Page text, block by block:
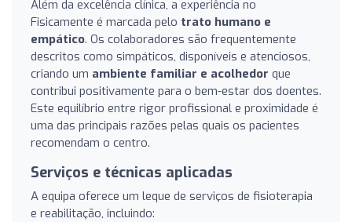
Além da excelência clínica, a experiência no
Fisicamente é marcada pelo trato humano e
empático. Os colaboradores são frequentemente
descritos como simpáticos, disponíveis e atenciosos,
criando um ambiente familiar e acolhedor que
contribui positivamente para o bem-estar dos doentes.
Este equilíbrio entre rigor profissional e proximidade é
uma das principais razões pelas quais os pacientes
recomendam o centro.
Serviços e técnicas aplicadas
A equipa oferece um leque de serviços de fisioterapia
e reabilitação, incluindo: